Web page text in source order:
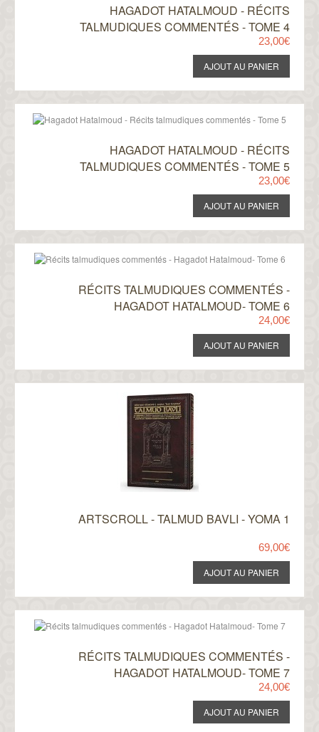
HAGADOT HATALMOUD - RÉCITS
TALMUDIQUES COMMENTÉS - TOME 4
23,00€
HAGADOT HATALMOUD - RÉCITS
TALMUDIQUES COMMENTÉS - TOME 5
23,00€
RÉCITS TALMUDIQUES COMMENTÉS -
HAGADOT HATALMOUD- TOME 6
24,00€
ARTSCROLL - TALMUD BAVLI - YOMA 1
69,00€
RÉCITS TALMUDIQUES COMMENTÉS -
HAGADOT HATALMOUD- TOME 7
24,00€